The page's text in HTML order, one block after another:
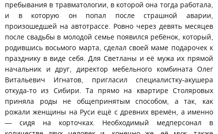
пребывания в травматологии, в которой она тогда работала,
и в которую он попал после страшной аварии,
произошедшей на автотрассе. Ровно через девять месяцев
после свадьбы в молодой семье появился ребёнок, который,
родившись восьмого марта, сделал своей маме подарочек к
празднику в виде себя. Для Светланы и её мужа их прямой
начальник и друг, директор мебельного комбината Олег
Витальевич Игнатов, пригласил специалистку-акушера
откуда-то из Сибири. Та прямо на квартире Столяровых
приняла роды не общепринятым способом, а так, как
рожали женщины на Руси ещё с древних времён, а именно
— сидя на корточках. Необходимый медперсонал в